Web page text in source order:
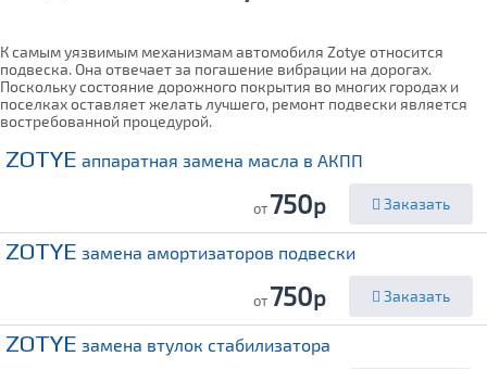
К самым уязвимым механизмам автомобиля Zotye относится
подвеска. Она отвечает за погашение вибрации на дорогах.
Поскольку состояние дорожного покрытия во многих городах и
поселках оставляет желать лучшего, ремонт подвески является
востребованной процедурой.
ZOTYE аппаратная замена масла в АКПП
от750р Заказать
ZOTYE замена амортизаторов подвески
от750р Заказать
ZOTYE замена втулок стабилизатора